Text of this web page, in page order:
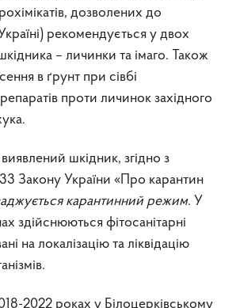
дозволених до
рекомендується у двох
– личинки та імаго. Також
в ґрунт при сівбі
проти личинок західного
шкідник, згідно з
Закону України «Про карантин
карантинний режим. У
здійснюються фітосанітарні
на локалізацію та ліквідацію
2022 роках у Білоцерківському